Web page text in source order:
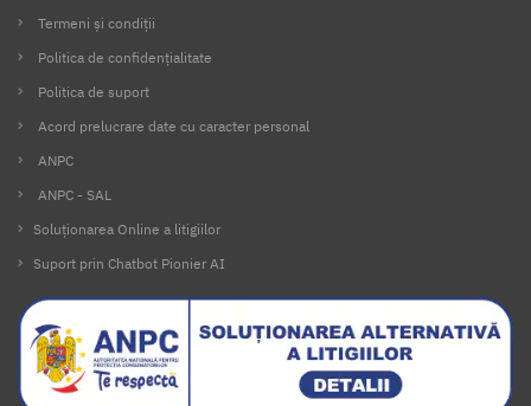
Termeni și condiții
Politica de confidențialitate
Politica de suport
Acord prelucrare date cu caracter personal
ANPC
ANPC - SAL
Soluționarea Online a litigiilor
Suport prin Chatbot Pionier AI